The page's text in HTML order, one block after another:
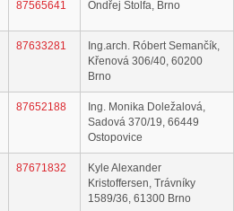
87565641 Ondřej Štolfa, Brno
87633281
Ing.arch. Róbert Semančík,
Křenová 306/40, 60200
Brno
87652188
Ing. Monika Doležalová,
Sadová 370/19, 66449
Ostopovice
87671832
Kyle Alexander
Kristoffersen, Trávníky
1589/36, 61300 Brno